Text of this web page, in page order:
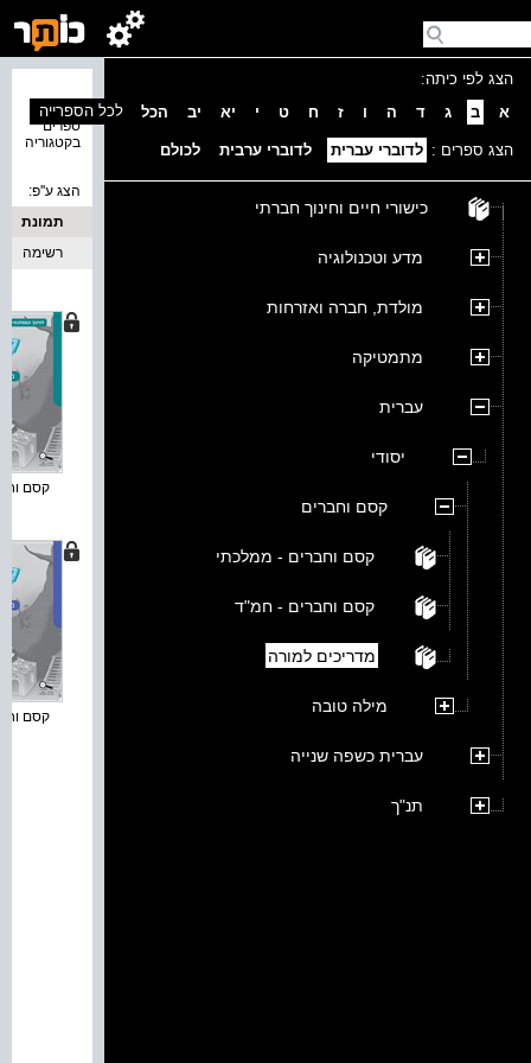
הצג לפי כיתה:
א
ב ג ד ה ו ז ח ט י יא יב הכל
הצג ספרים : לדוברי עברית לדוברי ערבית לכולם
כישורי חיים וחינוך חברתי
מדע וטכנולוגיה
מולדת, חברה ואזרחות
מתמטיקה
עברית
יסודי
קסם וחברים
קסם וחברים - ממלכתי
קסם וחברים - חמ"ד
מדריכים למורה
מילה טובה
עברית כשפה שנייה
תנ"ך
ספרים
בקטגוריה
לכל הספרייה
הצג ע''פ:
תמונת
כריכה
רשימה
קסם
קסם